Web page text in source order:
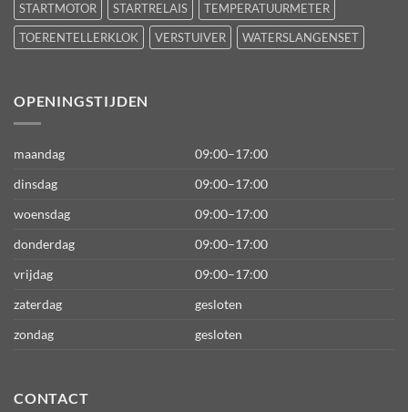
STARTMOTOR
STARTRELAIS
TEMPERATUURMETER
TOERENTELLERKLOK
VERSTUIVER WATERSLANGENSET
OPENINGSTIJDEN
maandag
09:00–17:00
dinsdag
09:00–17:00
woensdag
09:00–17:00
donderdag
09:00–17:00
vrijdag
09:00–17:00
zaterdag
gesloten
zondag
gesloten
CONTACT